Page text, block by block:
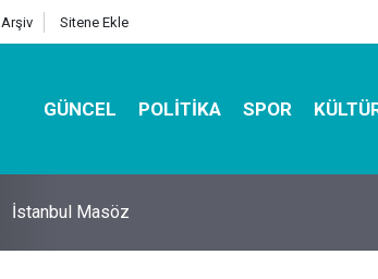
Arşiv Sitene Ekle
GÜNCEL POLITIKA SPOR
Kutu Sihirbazı ile Estetik, Dayanıklı ve Çevre